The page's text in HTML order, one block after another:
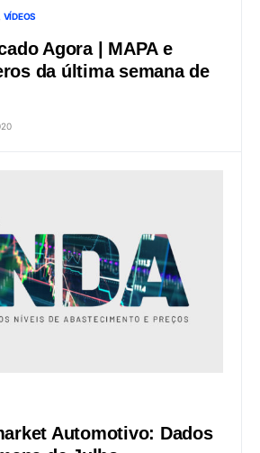
VÍDEOS
Agora | MAPA e
da última semana de
Automotivo: Dados